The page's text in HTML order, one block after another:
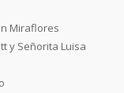
Miraflores
y Señorita Luisa